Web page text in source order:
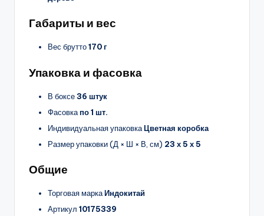
Габариты и вес
Вес брутто170 г
Упаковка и фасовка
В боксе36 штук
Фасовкапо 1 шт.
Индивидуальная упаковкаЦветная коробка
Размер упаковки (Д × Ш × В, см) 23 х 5 х 5
Общие
Торговая маркаИндокитай
Артикул 10175339